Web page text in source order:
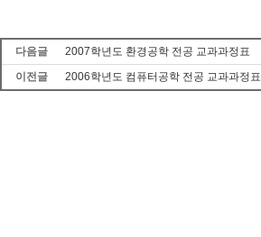
다음글
2007학년도 환경공학 전공 교과과정표
이전글
2006학년도 컴퓨터공학 전공 교과과정표